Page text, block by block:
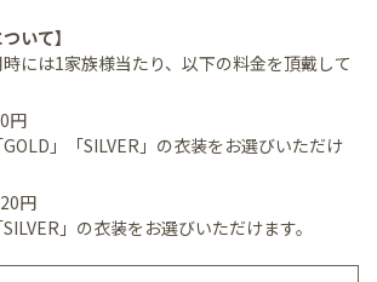
いて】
には1家族様当たり、以下の料金を頂戴して
円
」「SILVER」の衣装をお選びいただけ
円
」の衣装をお選びいただけます。